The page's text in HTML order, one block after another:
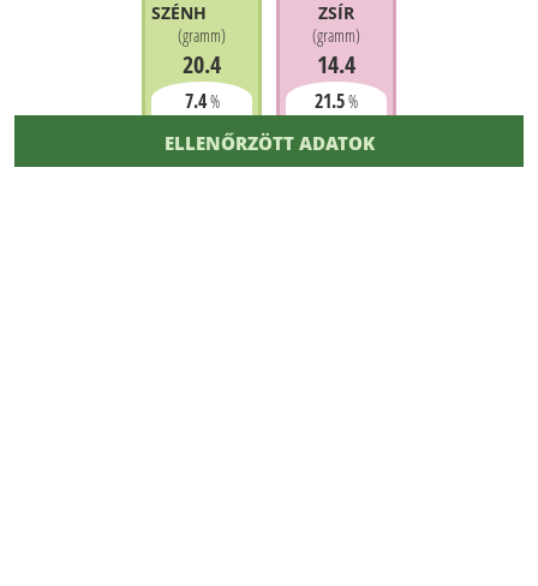
SZÉNHIDRÁT
(gramm)
20.4
7.4%
ZSÍR
(gramm)
14.4
21.5%
ELLENŐRZÖTT ADATOK